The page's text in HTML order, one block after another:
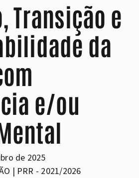
Transição e
da
e/ou
de 2025
| PRR - 2021/2026